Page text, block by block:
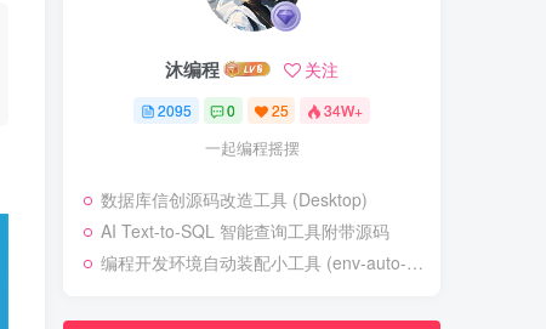
沐编程 关注
2095 0 25 34W+
一起编程摇摆
数据库信创源码改造工具 (Desktop)
AI Text-to-SQL 智能查询工具附带源码
编程开发环境自动装配小工具 (env-auto-setup)